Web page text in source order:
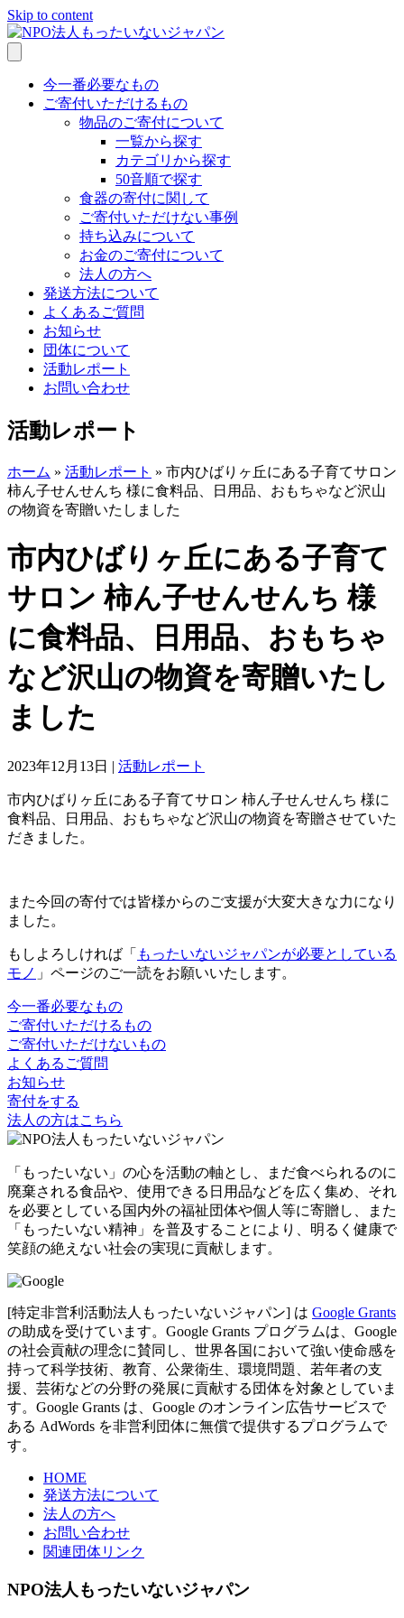
Skip to content
今一番必要なもの
ご寄付いただけるもの
物品のご寄付について
一覧から探す
カテゴリから探す
50音順で探す
食器の寄付に関して
ご寄付いただけない事例
持ち込みについて
お金のご寄付について
法人の方へ
発送方法について
よくあるご質問
お知らせ
団体について
活動レポート
お問い合わせ
活動レポート
ホーム » 活動レポート » 市内ひばりヶ丘にある子育てサロン
柿ん子せんせんち 様に食料品、日用品、おもちゃなど沢山
の物資を寄贈いたしました
市内ひばりヶ丘にある子育て
サロン 柿ん子せんせんち 様
に食料品、日用品、おもちゃ
など沢山の物資を寄贈いたし
ました
2023年12月13日 | 活動レポート
市内ひばりヶ丘にある子育てサロン 柿ん子せんせんち 様に
食料品、日用品、おもちゃなど沢山の物資を寄贈させていた
だきました。
また今回の寄付では皆様からのご支援が大変大きな力になり
ました。
もしよろしければ「 もったいないジャパンが必要としている
モノ 」ページのご一読をお願いいたします。
今一番必要なもの
ご寄付いただけるもの
ご寄付いただけないもの
よくあるご質問
お知らせ
寄付をする
法人の方はこちら
「もったいない」の心を活動の軸とし、まだ食べられるのに
廃棄される食品や、使用できる日用品などを広く集め、それ
を必要としている国内外の福祉団体や個人等に寄贈し、また
「もったいない精神」を普及することにより、明るく健康で
笑顔の絶えない社会の実現に貢献します。
[特定非営利活動法人もったいないジャパン] は Google Grants
の助成を受けています。Google Grants プログラムは、Google
の社会貢献の理念に賛同し、世界各国において強い使命感を
持って科学技術、教育、公衆衛生、環境問題、若年者の支
援、芸術などの分野の発展に貢献する団体を対象としていま
す。Google Grants は、Google のオンライン広告サービスで
ある AdWords を非営利団体に無償で提供するプログラムで
す。
HOME
発送方法について
法人の方へ
お問い合わせ
関連団体リンク
NPO法人もったいないジャパン